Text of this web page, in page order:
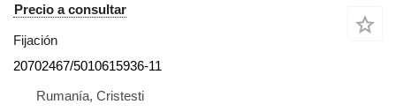
Precio a consultar
Fijación
20702467/5010615936-11
Rumanía, Cristesti